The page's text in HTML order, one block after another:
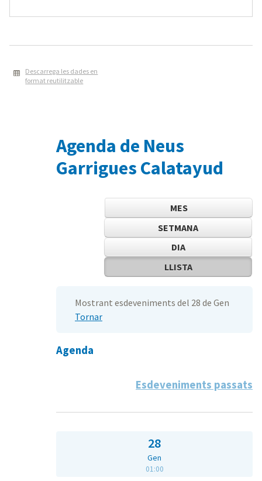
Descarrega les dades en
format reutilitzable
Agenda de Neus
Garrigues Calatayud
MES
SETMANA
DIA
LLISTA
Mostrant esdeveniments del 28 de Gen
Tornar
Agenda
Esdeveniments passats
28
Gen
01:00